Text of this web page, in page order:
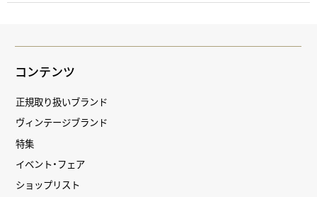
コンテンツ
正規取り扱いブランド
ヴィンテージブランド
特集
イベント・フェア
ショップリスト